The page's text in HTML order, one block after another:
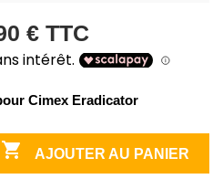
€ TTC
Cimex Eradicator
 AJOUTER AU PANIER